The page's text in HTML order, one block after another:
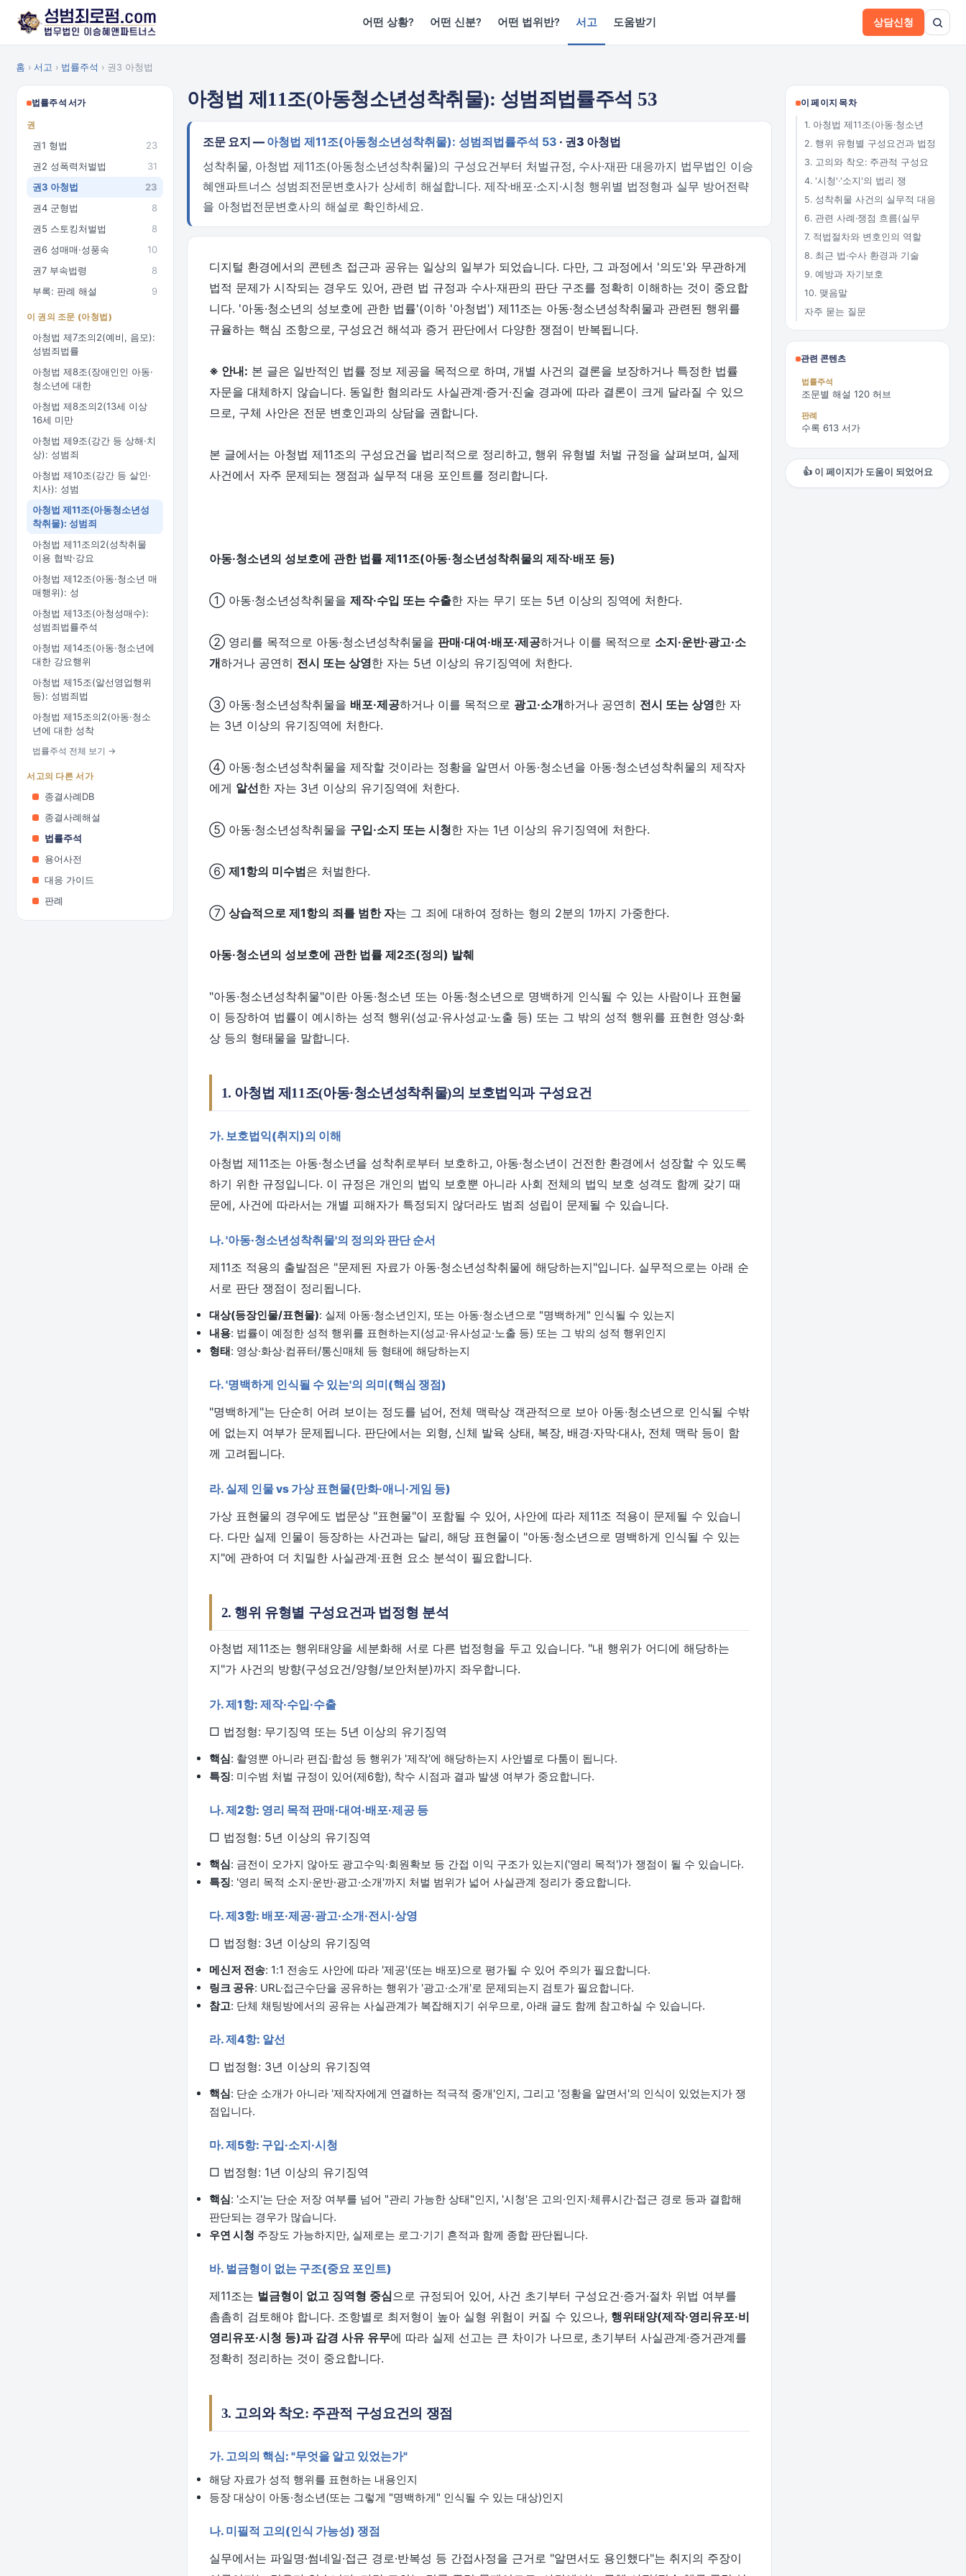
어떤 상황? 어떤 신분? 어떤 법위반? 서고 도움받기 상담신청
홈 › 서고 › 법률주석 › 권3 아청법
법률주석 서가
권
권1 형법
23
권2 성폭력처벌법
31
권3 아청법
23
권4 군형법
8
권5 스토킹처벌법
8
권6 성매매·성풍속
10
권7 부속법령
8
부록: 판례 해설
9
이 권의 조문 (아청법)
아청법 제7조의2(예비, 음모):
성범죄법률
아청법 제8조(장애인인 아동·
청소년에 대한
아청법 제8조의2(13세 이상
16세 미만
아청법 제9조(강간 등 상해·치
상): 성범죄
아청법 제10조(강간 등 살인·
치사): 성범
아청법 제11조(아동청소년성
착취물): 성범죄
아청법 제11조의2(성착취물
이용 협박·강요
아청법 제12조(아동·청소년 매
매행위): 성
아청법 제13조(아청성매수):
성범죄법률주석
아청법 제14조(아동·청소년에
대한 강요행위
아청법 제15조(알선영업행위
등): 성범죄법
아청법 제15조의2(아동·청소
년에 대한 성착
법률주석 전체 보기 →
서고의 다른 서가
종결사례DB
종결사례해설
법률주석
용어사전
대응 가이드
판례
아청법 제11조(아동청소년성착취물): 성범죄법률주석 53
조문 요지 — 아청법 제11조(아동청소년성착취물): 성범죄법률주석 53 · 권3 아청법
성착취물, 아청법 제11조(아동청소년성착취물)의 구성요건부터 처벌규정, 수사·재판 대응까지 법무법인 이승
혜앤파트너스 성범죄전문변호사가 상세히 해설합니다. 제작·배포·소지·시청 행위별 법정형과 실무 방어전략
을 아청법전문변호사의 해설로 확인하세요.
디지털 환경에서의 콘텐츠 접근과 공유는 일상의 일부가 되었습니다. 다만, 그 과정에서 '의도'와 무관하게
법적 문제가 시작되는 경우도 있어, 관련 법 규정과 수사·재판의 판단 구조를 정확히 이해하는 것이 중요합
니다. '아동·청소년의 성보호에 관한 법률'(이하 '아청법') 제11조는 아동·청소년성착취물과 관련된 행위를
규율하는 핵심 조항으로, 구성요건 해석과 증거 판단에서 다양한 쟁점이 반복됩니다.
※ 안내: 본 글은 일반적인 법률 정보 제공을 목적으로 하며, 개별 사건의 결론을 보장하거나 특정한 법률
자문을 대체하지 않습니다. 동일한 혐의라도 사실관계·증거·진술 경과에 따라 결론이 크게 달라질 수 있으
므로, 구체 사안은 전문 변호인과의 상담을 권합니다.
본 글에서는 아청법 제11조의 구성요건을 법리적으로 정리하고, 행위 유형별 처벌 규정을 살펴보며, 실제
사건에서 자주 문제되는 쟁점과 실무적 대응 포인트를 정리합니다.
아동·청소년의 성보호에 관한 법률 제11조(아동·청소년성착취물의 제작·배포 등)
① 아동·청소년성착취물을 제작·수입 또는 수출한 자는 무기 또는 5년 이상의 징역에 처한다.
② 영리를 목적으로 아동·청소년성착취물을 판매·대여·배포·제공하거나 이를 목적으로 소지·운반·광고·소
개하거나 공연히 전시 또는 상영한 자는 5년 이상의 유기징역에 처한다.
③ 아동·청소년성착취물을 배포·제공하거나 이를 목적으로 광고·소개하거나 공연히 전시 또는 상영한 자
는 3년 이상의 유기징역에 처한다.
④ 아동·청소년성착취물을 제작할 것이라는 정황을 알면서 아동·청소년을 아동·청소년성착취물의 제작자
에게 알선한 자는 3년 이상의 유기징역에 처한다.
⑤ 아동·청소년성착취물을 구입·소지 또는 시청한 자는 1년 이상의 유기징역에 처한다.
⑥ 제1항의 미수범은 처벌한다.
⑦ 상습적으로 제1항의 죄를 범한 자는 그 죄에 대하여 정하는 형의 2분의 1까지 가중한다.
아동·청소년의 성보호에 관한 법률 제2조(정의) 발췌
"아동·청소년성착취물"이란 아동·청소년 또는 아동·청소년으로 명백하게 인식될 수 있는 사람이나 표현물
이 등장하여 법률이 예시하는 성적 행위(성교·유사성교·노출 등) 또는 그 밖의 성적 행위를 표현한 영상·화
상 등의 형태물을 말합니다.
1. 아청법 제11조(아동·청소년성착취물)의 보호법익과 구성요건
가. 보호법익(취지)의 이해
아청법 제11조는 아동·청소년을 성착취로부터 보호하고, 아동·청소년이 건전한 환경에서 성장할 수 있도록
하기 위한 규정입니다. 이 규정은 개인의 법익 보호뿐 아니라 사회 전체의 법익 보호 성격도 함께 갖기 때
문에, 사건에 따라서는 개별 피해자가 특정되지 않더라도 범죄 성립이 문제될 수 있습니다.
나. '아동·청소년성착취물'의 정의와 판단 순서
제11조 적용의 출발점은 "문제된 자료가 아동·청소년성착취물에 해당하는지"입니다. 실무적으로는 아래 순
서로 판단 쟁점이 정리됩니다.
대상(등장인물/표현물): 실제 아동·청소년인지, 또는 아동·청소년으로 "명백하게" 인식될 수 있는지
내용: 법률이 예정한 성적 행위를 표현하는지(성교·유사성교·노출 등) 또는 그 밖의 성적 행위인지
형태: 영상·화상·컴퓨터/통신매체 등 형태에 해당하는지
다. '명백하게 인식될 수 있는'의 의미(핵심 쟁점)
"명백하게"는 단순히 어려 보이는 정도를 넘어, 전체 맥락상 객관적으로 보아 아동·청소년으로 인식될 수밖
에 없는지 여부가 문제됩니다. 판단에서는 외형, 신체 발육 상태, 복장, 배경·자막·대사, 전체 맥락 등이 함
께 고려됩니다.
라. 실제 인물 vs 가상 표현물(만화·애니·게임 등)
가상 표현물의 경우에도 법문상 "표현물"이 포함될 수 있어, 사안에 따라 제11조 적용이 문제될 수 있습니
다. 다만 실제 인물이 등장하는 사건과는 달리, 해당 표현물이 "아동·청소년으로 명백하게 인식될 수 있는
지"에 관하여 더 치밀한 사실관계·표현 요소 분석이 필요합니다.
2. 행위 유형별 구성요건과 법정형 분석
아청법 제11조는 행위태양을 세분화해 서로 다른 법정형을 두고 있습니다. "내 행위가 어디에 해당하는
지"가 사건의 방향(구성요건/양형/보안처분)까지 좌우합니다.
가. 제1항: 제작·수입·수출
□ 법정형: 무기징역 또는 5년 이상의 유기징역
핵심: 촬영뿐 아니라 편집·합성 등 행위가 '제작'에 해당하는지 사안별로 다툼이 됩니다.
특징: 미수범 처벌 규정이 있어(제6항), 착수 시점과 결과 발생 여부가 중요합니다.
나. 제2항: 영리 목적 판매·대여·배포·제공 등
□ 법정형: 5년 이상의 유기징역
핵심: 금전이 오가지 않아도 광고수익·회원확보 등 간접 이익 구조가 있는지('영리 목적')가 쟁점이 될 수 있습니다.
특징: '영리 목적 소지·운반·광고·소개'까지 처벌 범위가 넓어 사실관계 정리가 중요합니다.
다. 제3항: 배포·제공·광고·소개·전시·상영
□ 법정형: 3년 이상의 유기징역
메신저 전송: 1:1 전송도 사안에 따라 '제공'(또는 배포)으로 평가될 수 있어 주의가 필요합니다.
링크 공유: URL·접근수단을 공유하는 행위가 '광고·소개'로 문제되는지 검토가 필요합니다.
참고: 단체 채팅방에서의 공유는 사실관계가 복잡해지기 쉬우므로, 아래 글도 함께 참고하실 수 있습니다.
라. 제4항: 알선
□ 법정형: 3년 이상의 유기징역
핵심: 단순 소개가 아니라 '제작자에게 연결하는 적극적 중개'인지, 그리고 '정황을 알면서'의 인식이 있었는지가 쟁
점입니다.
마. 제5항: 구입·소지·시청
□ 법정형: 1년 이상의 유기징역
핵심: '소지'는 단순 저장 여부를 넘어 "관리 가능한 상태"인지, '시청'은 고의·인지·체류시간·접근 경로 등과 결합해
판단되는 경우가 많습니다.
우연 시청 주장도 가능하지만, 실제로는 로그·기기 흔적과 함께 종합 판단됩니다.
바. 벌금형이 없는 구조(중요 포인트)
제11조는 벌금형이 없고 징역형 중심으로 규정되어 있어, 사건 초기부터 구성요건·증거·절차 위법 여부를
촘촘히 검토해야 합니다. 조항별로 최저형이 높아 실형 위험이 커질 수 있으나, 행위태양(제작·영리유포·비
영리유포·시청 등)과 감경 사유 유무에 따라 실제 선고는 큰 차이가 나므로, 초기부터 사실관계·증거관계를
정확히 정리하는 것이 중요합니다.
3. 고의와 착오: 주관적 구성요건의 쟁점
가. 고의의 핵심: "무엇을 알고 있었는가"
해당 자료가 성적 행위를 표현하는 내용인지
등장 대상이 아동·청소년(또는 그렇게 "명백하게" 인식될 수 있는 대상)인지
나. 미필적 고의(인식 가능성) 쟁점
실무에서는 파일명·썸네일·접근 경로·반복성 등 간접사정을 근거로 "알면서도 용인했다"는 취지의 주장이
이 페이지 목차
1. 아청법 제11조(아동·청소년
2. 행위 유형별 구성요건과 법정
3. 고의와 착오: 주관적 구성요
4. '시청'·'소지'의 법리 쟁
5. 성착취물 사건의 실무적 대응
6. 관련 사례·쟁점 흐름(실무
7. 적법절차와 변호인의 역할
8. 최근 법·수사 환경과 기술
9. 예방과 자기보호
10. 맺음말
자주 묻는 질문
관련 콘텐츠
법률주석
조문별 해설 120 허브
판례
수록 613 서가
👍 이 페이지가 도움이 되었어요